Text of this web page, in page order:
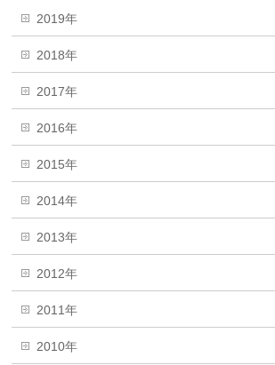
2019年
2018年
2017年
2016年
2015年
2014年
2013年
2012年
2011年
2010年